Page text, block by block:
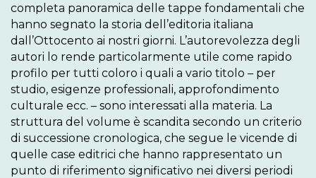
completa panoramica delle tappe fondamentali che
hanno segnato la storia dell’editoria italiana
dall’Ottocento ai nostri giorni. L’autorevolezza degli
autori lo rende particolarmente utile come rapido
profilo per tutti coloro i quali a vario titolo – per
studio, esigenze professionali, approfondimento
culturale ecc. – sono interessati alla materia. La
struttura del volume è scandita secondo un criterio
di successione cronologica, che segue le vicende di
quelle case editrici che hanno rappresentato un
punto di riferimento significativo nei diversi periodi